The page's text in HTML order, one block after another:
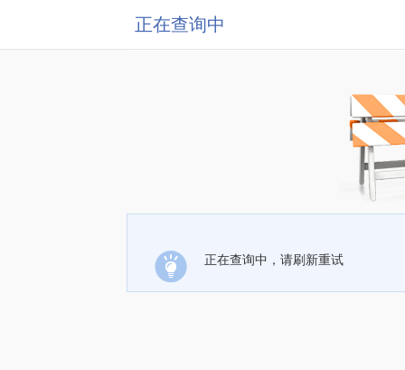
正在查询中
正在查询中，请刷新重试